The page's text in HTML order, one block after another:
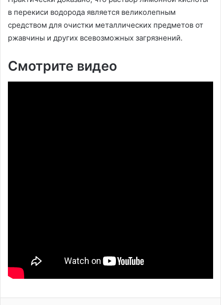
в перекиси водорода является великолепным
средством для очистки металлических предметов от
ржавчины и других всевозможных загрязнений.
Смотрите видео